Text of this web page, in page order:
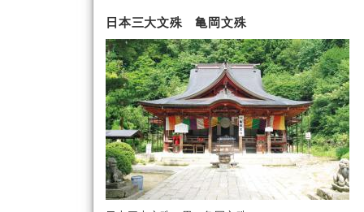
日本三大文殊 亀岡文殊